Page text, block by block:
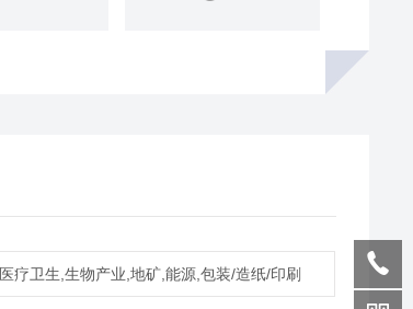
医疗卫生,生物产业,地矿,能源,包装/造纸/印刷